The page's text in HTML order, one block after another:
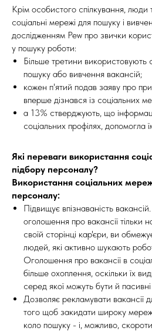
Крім особистого спілкування,
соціальні мережі для пошуку і
дослідженням Pew про звички
у пошуку роботи:
Більше третини використовують
пошуку або вивчення вакансій;
кожен п'ятий подав заяву про
вперше дізнався із соціальних
а 13% стверджують, що
соціальних профілях, допомогла
Які переваги використання
підбору персоналу?
Використання соціальних
персоналу:
Підвищує впізнаваність
оголошення про вакансії тільки
своїй сторінці кар'єри, ви
людей, які активно шукають
Оголошення про вакансії в
більше охоплення, оскільки їх
серед якої можуть бути й
Дозволяє рекламувати вакансії
того щоб закидати широку
коло пошуку - і, можливо,